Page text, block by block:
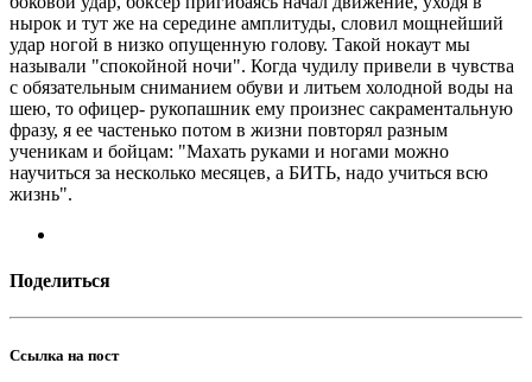
нырок и тут же на середине амплитуды, словил мощнейший
удар ногой в низко опущенную голову. Такой нокаут мы
называли "спокойной ночи". Когда чудилу привели в чувства
с обязательным сниманием обуви и литьем холодной воды на
шею, то офицер- рукопашник ему произнес сакраментальную
фразу, я ее частенько потом в жизни повторял разным
ученикам и бойцам: "Махать руками и ногами можно
научиться за несколько месяцев, а БИТЬ, надо учиться всю
жизнь".
Поделиться
Ссылка на пост